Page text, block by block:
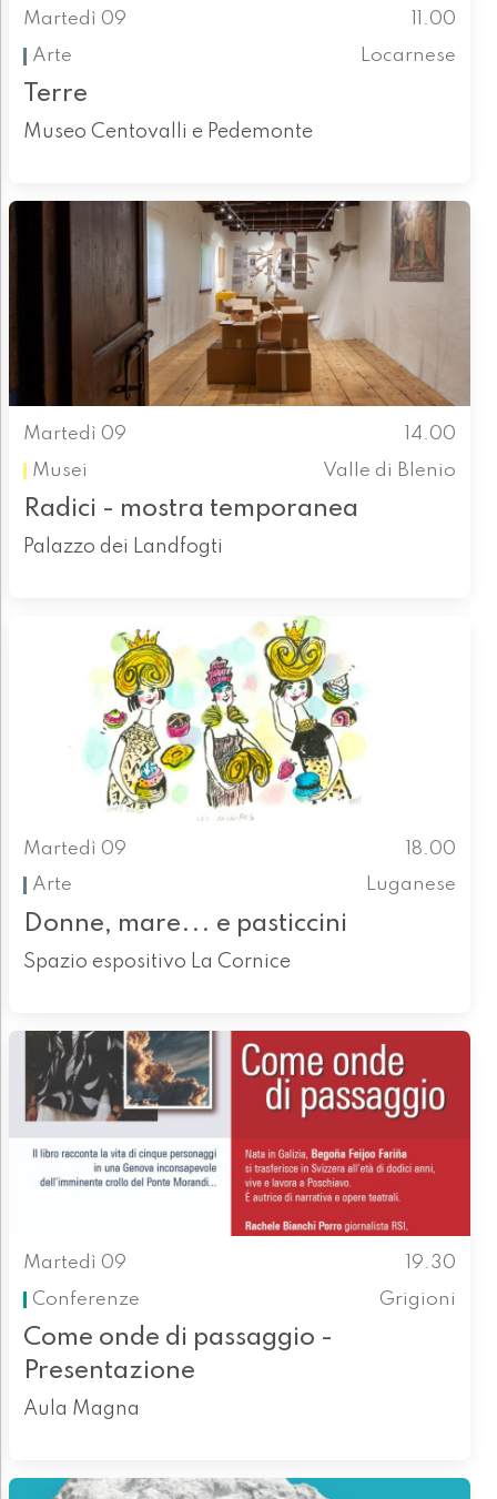
Martedì 09
11.00
Arte
Locarnese
Terre
Museo Centovalli e Pedemonte
Martedì 09
14.00
Musei
Valle di Blenio
Radici - mostra temporanea
Palazzo dei Landfogti
Martedì 09
18.00
Arte
Luganese
Donne, mare... e pasticcini
Spazio espositivo La Cornice
Martedì 09
19.30
Conferenze
Grigioni
Come onde di passaggio -
Presentazione
Aula Magna